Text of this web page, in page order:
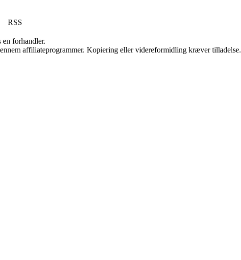
RSS
forhandler.
affiliateprogrammer. Kopiering eller videreformidling kræver tilladelse.